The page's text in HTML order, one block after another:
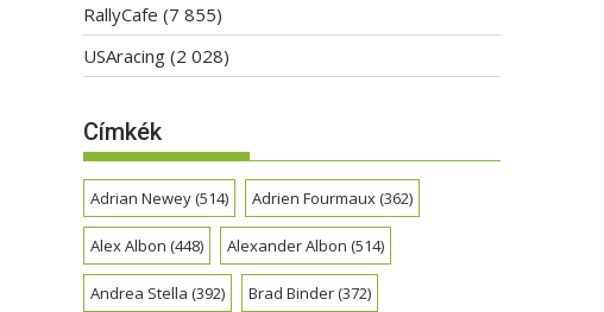
RallyCafe (7 855)
USAracing (2 028)
Címkék
Adrian Newey(514) Adrien Fourmaux(362)
Alex Albon (448) Alexander Albon (514)
Andrea Stella (392) Brad Binder(372)